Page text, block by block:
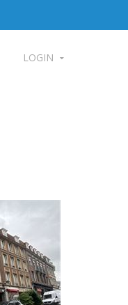
LOGIN